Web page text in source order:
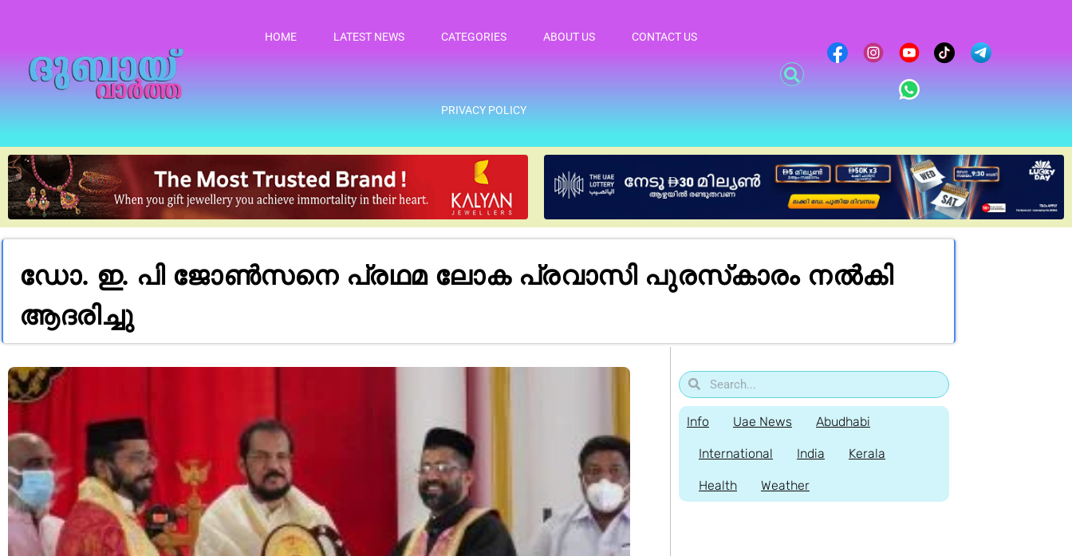
HOME LATEST NEWS CATEGORIES ABOUT US CONTACT US
PRIVACY POLICY
ഡോ. ഇ. പി ജോൺസനെ പ്രഥമ ലോക പ്രവാസി പുരസ്‌കാരം നൽകി
ആദരിച്ചു
Info Uae News Abudhabi
International India Kerala
Health Weather